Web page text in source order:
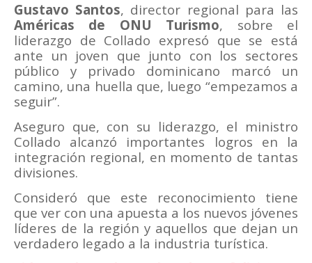
Gustavo Santos, director regional para las
Américas de ONU Turismo, sobre el
liderazgo de Collado expresó que se está
ante un joven que junto con los sectores
público y privado dominicano marcó un
camino, una huella que, luego “empezamos a
seguir”.
Aseguro que, con su liderazgo, el ministro
Collado alcanzó importantes logros en la
integración regional, en momento de tantas
divisiones.
Consideró que este reconocimiento tiene
que ver con una apuesta a los nuevos jóvenes
líderes de la región y aquellos que dejan un
verdadero legado a la industria turística.